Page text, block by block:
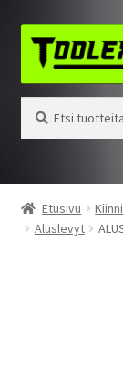
Siirry
navigointiin
Siirry
sisältöön
Tuotteet
Yhteystiedot
Etusivu
Aluslevyt